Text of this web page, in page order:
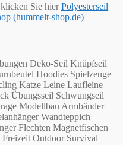
Sie hierPolyesterseil
(hummelt-shop.de)
Deko-Seil Knüpfseil
Hoodies Spielzeuge
Katze Leine Laufleine
Übungsseil Schwungseil
Modellbau Armbänder
Wandteppich
Flechten Magnetfischen
Outdoor Survival